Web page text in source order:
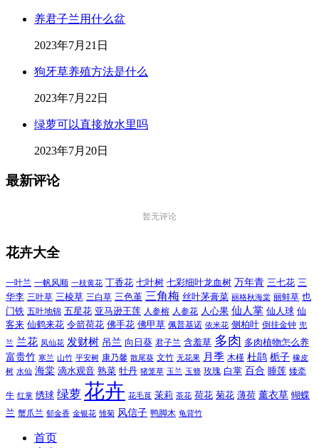
养君子兰用什么盆
2023年7月21日
狗牙草养殖方法是什么
2023年7月22日
绿萝可以直接放水里吗
2023年7月20日
最新评论
暂无评论
花卉大全
一叶兰 一帆风顺 一枝黄花 丁香花 七叶树 七彩细叶龙血树 万年青 三七花 三
华李 三叶草 三棱草 三白草 三色堇 三角梅 丝叶茅膏菜 丽格秋海棠 丽蚌草 也
门铁 五叶地锦 五星花 亚马逊王莲 人参榕 人参花 人心果 仙人掌 仙人球 仙
客来 仙鹤来花 令箭荷花 佛手花 佛甲草 佩普基诺 依米花 侧柏叶 倒挂金钟 兜
兰 兰花 凤仙花 发财树 吊兰 向日葵 君子兰 含羞草 多肉 多肉植物怎么养
富贵竹 寒兰 山竹 平安树 康乃馨 散尾葵 文竹 无花果 月季 木槿 杜鹃 栀子 橡皮
树 水仙 海棠 滴水观音 熟菜 牡丹 猪笼草 玉兰 玉簪 玫瑰 白掌 百合 睡莲 矮牵
牛 红掌 绣球 绿萝 花卉 花毛茛 茉莉 茶花 荷花 菊花 薄荷 薰衣草 蝴蝶
兰 蟹爪兰 郁金香 金银花 雏菊 风信子 鸭脚木 龟背竹
首页